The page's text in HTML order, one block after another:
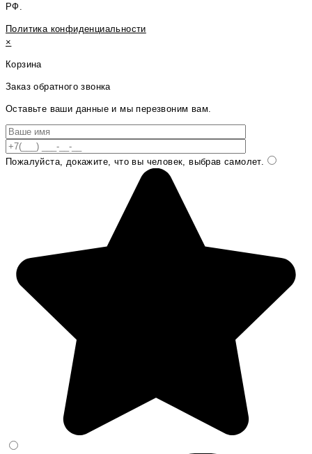
РФ.
Политика конфиденциальности
×
Корзина
Заказ обратного звонка
Оставьте ваши данные и мы перезвоним вам.
Пожалуйста, докажите, что вы человек, выбрав самолет.